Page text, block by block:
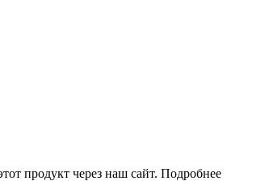
продукт через наш сайт. Подробнее